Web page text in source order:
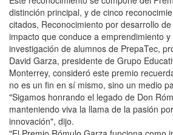
distinción principal, y de cinco
citados, Reconocimiento por desarrollo
impacto que conduce a emprendimiento
investigación de alumnos de PrepaTec,
David Garza, presidente de Grupo
Monterrey, consideró este premio
no es un fin en sí mismo, sino un medio
"Sigamos honrando el legado de Don
manteniendo viva la llama de la pasión
innovación", dijo.